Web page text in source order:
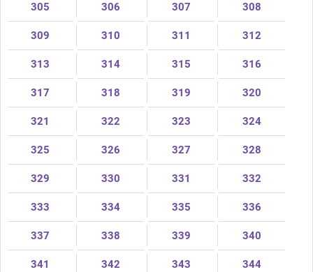
305 306 307 308
309 310 311 312
313 314 315 316
317 318 319 320
321 322 323 324
325 326 327 328
329 330 331 332
333 334 335 336
337 338 339 340
341 342 343 344